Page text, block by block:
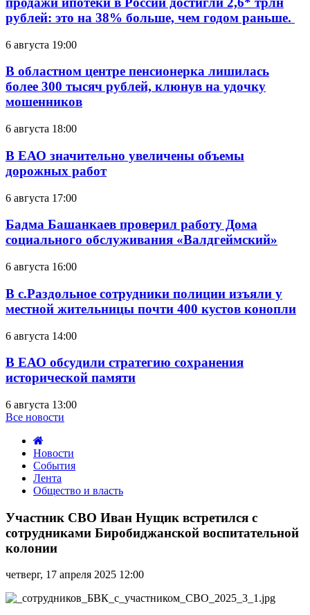
рублей: это на 38% больше, чем годом раньше.
6 августа 19:00
В областном центре пенсионерка лишилась
более 300 тысяч рублей, клюнув на удочку
мошенников
6 августа 18:00
В ЕАО значительно увеличены объемы
дорожных работ
6 августа 17:00
Бадма Башанкаев проверил работу Дома
социального обслуживания «Валдгеймский»
6 августа 16:00
В с.Раздольное сотрудники полиции изъяли у
местной жительницы почти 400 кустов конопли
6 августа 14:00
В ЕАО обсудили стратегию сохранения
исторической памяти
6 августа 13:00
Все новости
Новости
События
Лента
Общество и власть
СВО
Нущик
встретился
сотрудниками
воспитательной
Участник СВО Иван Нущик встретился с
сотрудниками Биробиджанской воспитательной
колонии
четверг, 17 апреля 2025 12:00